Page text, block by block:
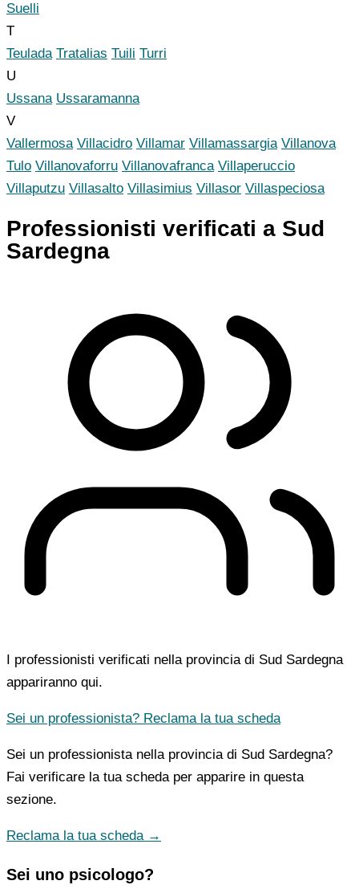
Suelli
T
Teulada Tratalias Tuili Turri
U
Ussana Ussaramanna
V
Vallermosa Villacidro Villamar Villamassargia Villanova
Tulo Villanovaforru Villanovafranca Villaperuccio
Villaputzu Villasalto Villasimius Villasor Villaspeciosa
Professionisti verificati a Sud
Sardegna
I professionisti verificati nella provincia di Sud Sardegna
appariranno qui.
Sei un professionista? Reclama la tua scheda
Sei un professionista nella provincia di Sud Sardegna?
Fai verificare la tua scheda per apparire in questa
sezione.
Reclama la tua scheda →
Sei uno psicologo?